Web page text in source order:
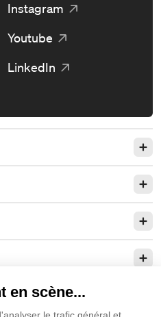
Instagram
Youtube
LinkedIn